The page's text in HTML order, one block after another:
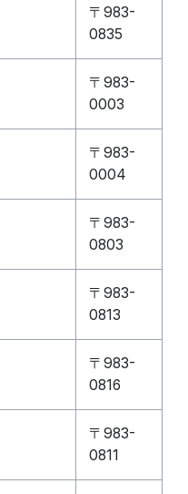
〒983-
0835
〒983-
0003
〒983-
0004
〒983-
0803
〒983-
0813
〒983-
0816
〒983-
0811